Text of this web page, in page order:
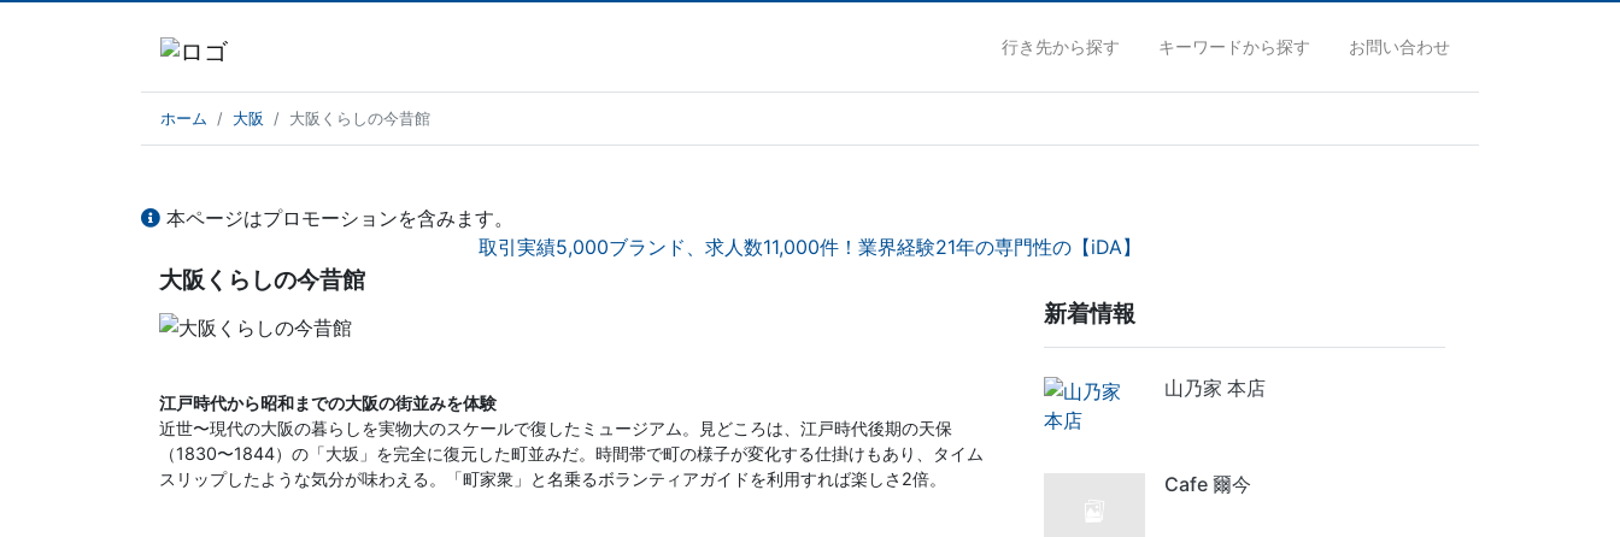
行き先から探す キーワードから探す お問い合わせ
ホーム 大阪 大阪くらしの今昔館
本ページはプロモーションを含みます。
取引実績5,000ブランド、求人数11,000件！業界経験21年の専門性の【iDA】
大阪くらしの今昔館
江戸時代から昭和までの大阪の街並みを体験
近世〜現代の大阪の暮らしを実物大のスケールで復したミュージアム。見どころは、江戸時代後期の天保
（1830〜1844）の「大坂」を完全に復元した町並みだ。時間帯で町の様子が変化する仕掛けもあり、タイム
スリップしたような気分が味わえる。「町家衆」と名乗るボランティアガイドを利用すれば楽しさ2倍。
新着情報
山乃家 本店
Cafe 爾今